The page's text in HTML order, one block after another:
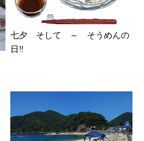
七夕 そして ～ そうめんの
日‼